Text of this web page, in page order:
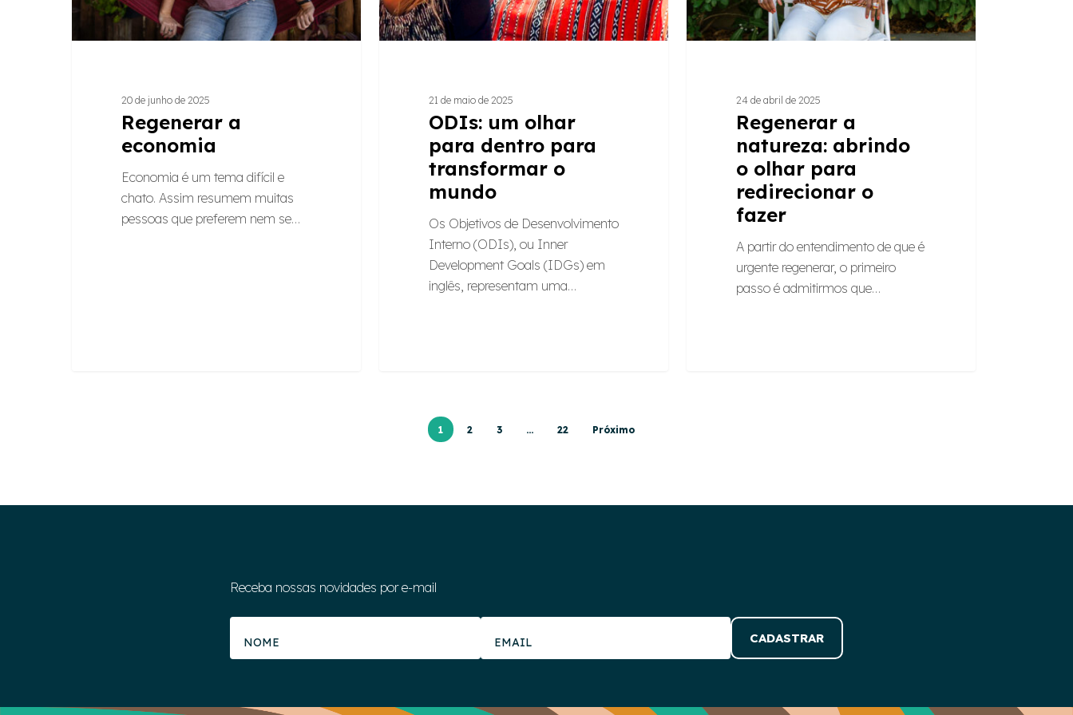
20 de junho de 2025
Regenerar a
economia
Economia é um tema difícil e
chato. Assim resumem muitas
pessoas que preferem nem se…
mundo
21 de maio de 2025
ODIs: um olhar
para dentro para
transformar o
mundo
Os Objetivos de Desenvolvimento
Interno (ODIs), ou Inner
Development Goals (IDGs) em
inglês, representam uma…
o
fazer
24 de abril de 2025
Regenerar a
natureza: abrindo
o olhar para
redirecionar o
fazer
A partir do entendimento de que é
urgente regenerar, o primeiro
passo é admitirmos que…
1 2 3 … 22 Próximo
Receba nossas novidades por e-mail